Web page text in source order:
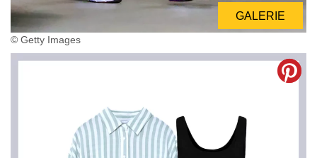
© Getty Images
GALERIE